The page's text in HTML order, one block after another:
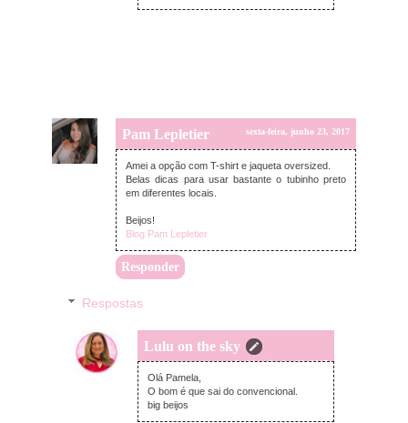
Pam Lepletier sexta-feira, junho 23, 2017
Amei a opção com T-shirt e jaqueta oversized.
Belas dicas para usar bastante o tubinho preto
em diferentes locais.
Beijos!
Blog Pam Lepletier
Responder
Respostas
Lulu on the sky
segunda-feira, junho 26, 2017
Olá Pamela,
O bom é que sai do convencional.
big beijos